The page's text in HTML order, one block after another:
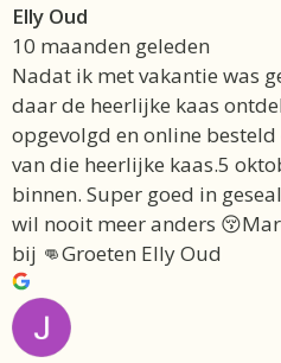
Elly Oud
10 maanden geleden
Nadat ik met vakantie was
daar de heerlijke kaas
opgevolgd en online
van die heerlijke kaas.5
binnen. Super goed in
wil nooit meer anders
bij 👊Groeten Elly Oud